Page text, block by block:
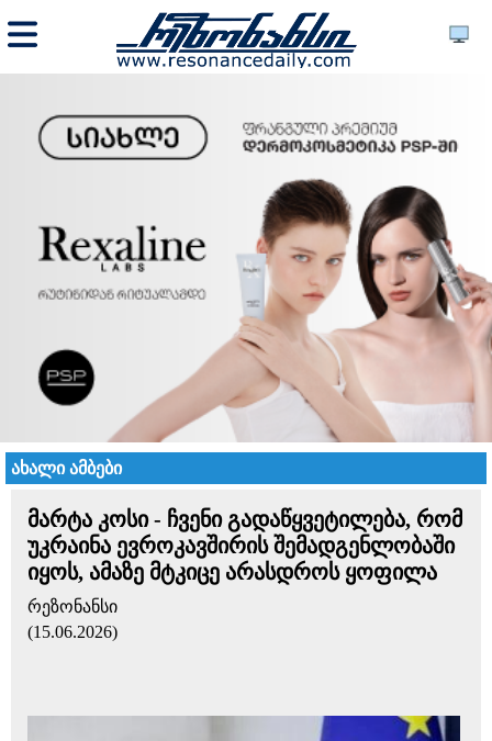
ახალი ამბები
მარტა კოსი - ჩვენი გადაწყვეტილება, რომ
უკრაინა ევროკავშირის შემადგენლობაში
იყოს, ამაზე მტკიცე არასდროს ყოფილა
რეზონანსი
(15.06.2026)